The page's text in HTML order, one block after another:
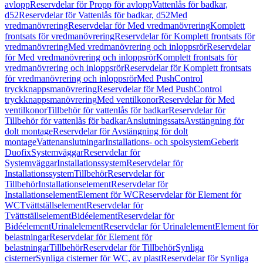
avloppReservdelar för Propp för avloppVattenlås för badkar,
d52Reservdelar för Vattenlås för badkar, d52Med
vredmanövreringReservdelar för Med vredmanövreringKomplett
frontsats för vredmanövreringReservdelar för Komplett frontsats för
vredmanövreringMed vredmanövrering och inloppsrörReservdelar
för Med vredmanövrering och inloppsrörKomplett frontsats för
vredmanövrering och inloppsrörReservdelar för Komplett frontsats
för vredmanövrering och inloppsrörMed PushControl
tryckknappsmanövreringReservdelar för Med PushControl
tryckknappsmanövreringMed ventilkonorReservdelar för Med
ventilkonorTillbehör för vattenlås för badkarReservdelar för
Tillbehör för vattenlås för badkarAnslutningssatsAvstängning för
dolt montageReservdelar för Avstängning för dolt
montageVattenanslutningarInstallations- och spolsystemGeberit
DuofixSystemväggarReservdelar för
SystemväggarInstallationssystemReservdelar för
InstallationssystemTillbehörReservdelar för
TillbehörInstallationselementReservdelar för
InstallationselementElement för WCReservdelar för Element för
WCTvättställselementReservdelar för
TvättställselementBidéelementReservdelar för
BidéelementUrinalelementReservdelar för UrinalelementElement för
belastningarReservdelar för Element för
belastningarTillbehörReservdelar för TillbehörSynliga
cisternerSynliga cisterner för WC, av plastReservdelar för Synliga